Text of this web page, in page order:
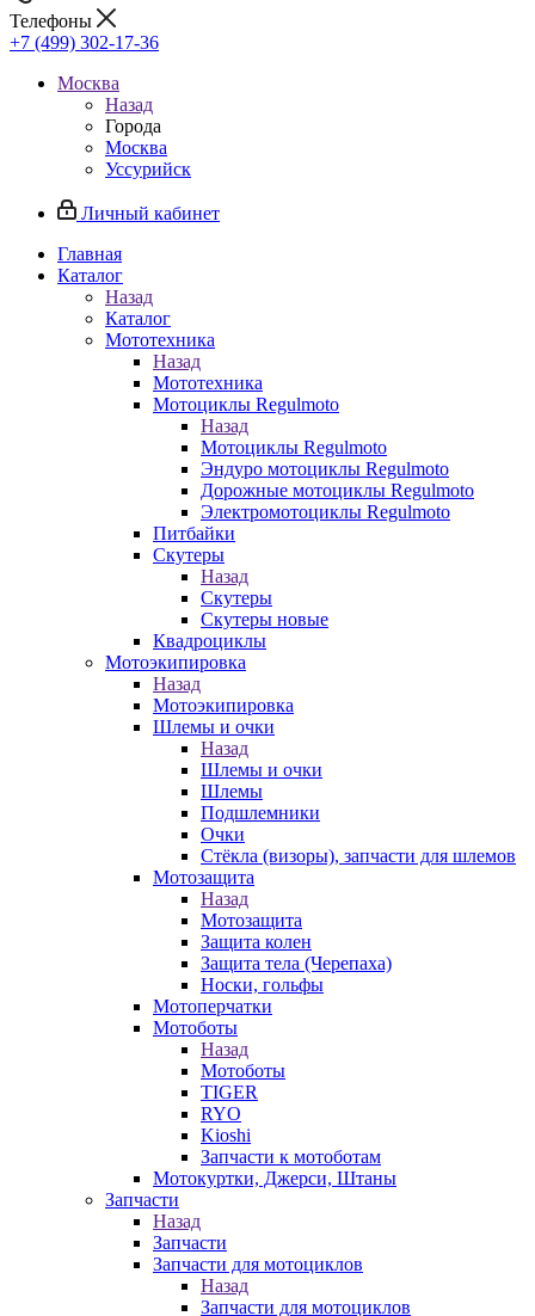
Телефоны
+7 (499) 302-17-36
Москва
Назад
Города
Москва
Уссурийск
Личный кабинет
Главная
Каталог
Назад
Каталог
Мототехника
Назад
Мототехника
Мотоциклы Regulmoto
Назад
Мотоциклы Regulmoto
Эндуро мотоциклы Regulmoto
Дорожные мотоциклы Regulmoto
Электромотоциклы Regulmoto
Питбайки
Скутеры
Назад
Скутеры
Скутеры новые
Квадроциклы
Мотоэкипировка
Назад
Мотоэкипировка
Шлемы и очки
Назад
Шлемы и очки
Шлемы
Подшлемники
Очки
Стёкла (визоры), запчасти для шлемов
Мотозащита
Назад
Мотозащита
Защита колен
Защита тела (Черепаха)
Носки, гольфы
Мотоперчатки
Мотоботы
Назад
Мотоботы
TIGER
RYO
Kioshi
Запчасти к мотоботам
Мотокуртки, Джерси, Штаны
Запчасти
Назад
Запчасти
Запчасти для мотоциклов
Назад
Запчасти для мотоциклов